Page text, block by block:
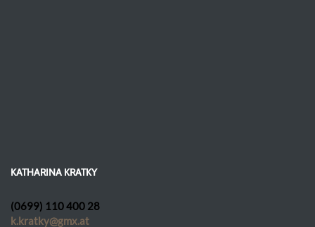
KATHARINA KRATKY
(0699) 110 400 28
k.kratky@gmx.at